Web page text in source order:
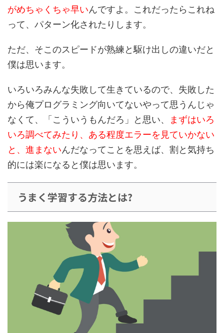
がめちゃくちゃ早いんですよ。これだったらこれね
って、パターン化されたりします。
ただ、そこのスピードが熟練と駆け出しの違いだと
僕は思います。
いろいろみんな失敗して生きているので、失敗した
から俺プログラミング向いてないやって思うんじゃ
なくて、「こういうもんだろ」と思い、
まずはいろ
いろ調べてみたり、ある程度エラーを見ていかない
と、進まないんだなってことを思えば、割と気持ち
的には楽になると僕は思います。
うまく学習する方法とは?